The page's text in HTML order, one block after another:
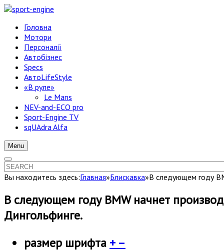
Головна
Мотори
Персоналії
Автобізнес
Specs
АвтоLifeStyle
«В руле»
Le Mans
NEV-and-ECO pro
Sport-Engine TV
sqUAdra Alfa
Menu
Вы находитесь здесь:Главная»Блискавка»В следующем году
В следующем году BMW начнет
Дингольфинге.
размер шрифта + –